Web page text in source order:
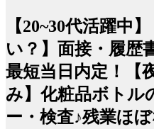
【20~30代活躍中
い？】面接・履歴
最短当日内定！【
み】化粧品ボトル
ー・検査♪残業ほ